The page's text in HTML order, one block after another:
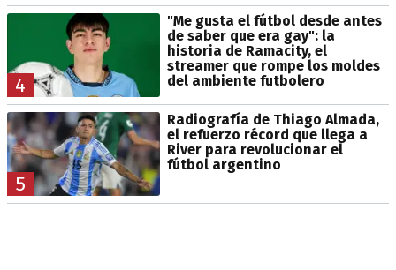
4
"Me gusta el fútbol desde antes
de saber que era gay": la
historia de Ramacity, el
streamer que rompe los moldes
del ambiente futbolero
5
Radiografía de Thiago Almada,
el refuerzo récord que llega a
River para revolucionar el
fútbol argentino